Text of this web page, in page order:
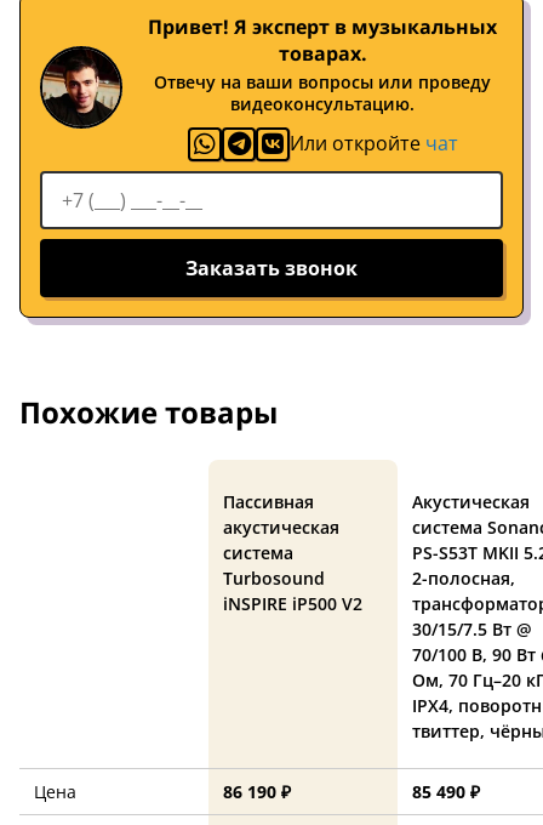
Привет! Я эксперт в музыкальных
товарах.
Отвечу на ваши вопросы или проведу
видеоконсультацию.
Или откройте чат
Заказать звонок
Похожие товары
Пассивная
акустическая
система
Turbosound
iNSPIRE iP500 V2
Акустическая
система
PS-S53T MKII
2-полосная,
30/15/7.5 Вт @
70/100 В, 90 Вт
Ом, 70 Гц–20
IPX4,
твиттер,
Цена 86 190 ₽
85 490 ₽